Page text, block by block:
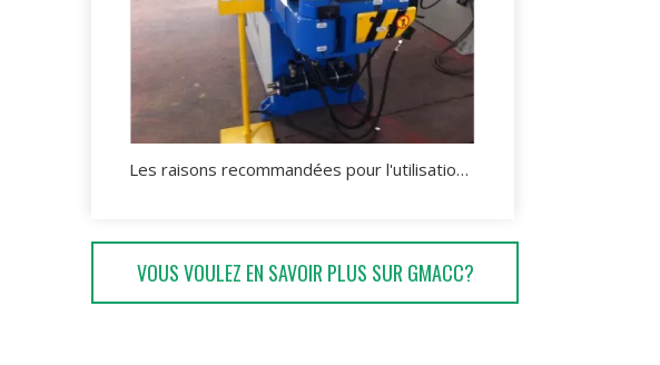
Les raisons recommandées pour l'utilisation d'une cintreuse hydraulique
VOUS VOULEZ EN SAVOIR PLUS SUR GMACC?